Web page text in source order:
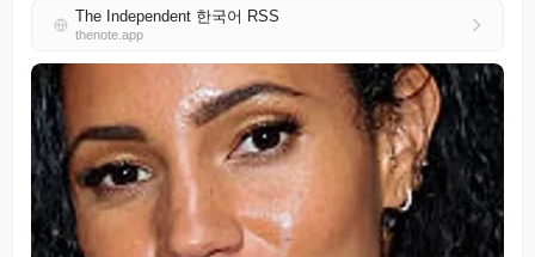
The Independent 한국어 RSS
thenote.app